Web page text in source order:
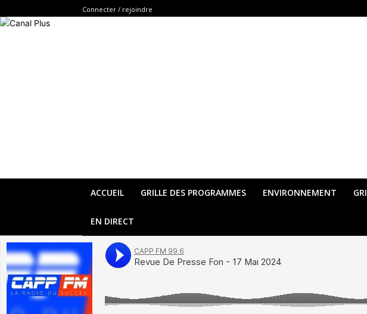
Connecter / rejoindre
ACCUEIL GRILLE DES PROGRAMMES ENVIRONNEMENT
EN DIRECT